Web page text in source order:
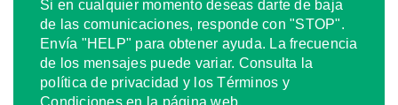
Si en cualquier momento deseas darte de baja
de las comunicaciones, responde con "STOP".
Envía "HELP" para obtener ayuda. La frecuencia
de los mensajes puede variar. Consulta la
política de privacidad y los Términos y
Condiciones en la página web.